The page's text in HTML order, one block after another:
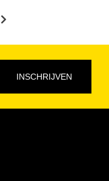
INSCHRIJVEN